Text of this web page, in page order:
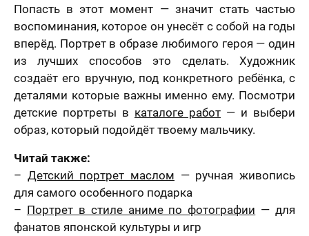
Попасть в этот момент — значит стать частью
воспоминания, которое он унесёт с собой на годы
вперёд. Портрет в образе любимого героя — один
из лучших способов это сделать. Художник
создаёт его вручную, под конкретного ребёнка, с
деталями которые важны именно ему. Посмотри
детские портреты в каталоге работ — и выбери
образ, который подойдёт твоему мальчику.
Читай также:
– Детский портрет маслом — ручная живопись
для самого особенного подарка
– Портрет в стиле аниме по фотографии — для
фанатов японской культуры и игр